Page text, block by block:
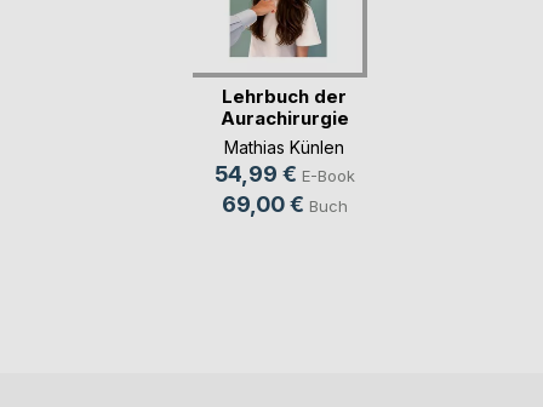
Lehrbuch der
Aurachirurgie
Mathias Künlen
54,99 € E-Book
69,00 € Buch